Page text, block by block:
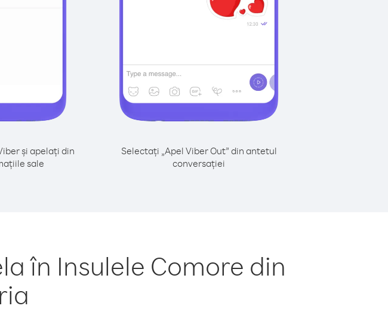
și apelați din
sale
Selectați „Apel Viber Out” din antetul
conversației
în Insulele Comore din